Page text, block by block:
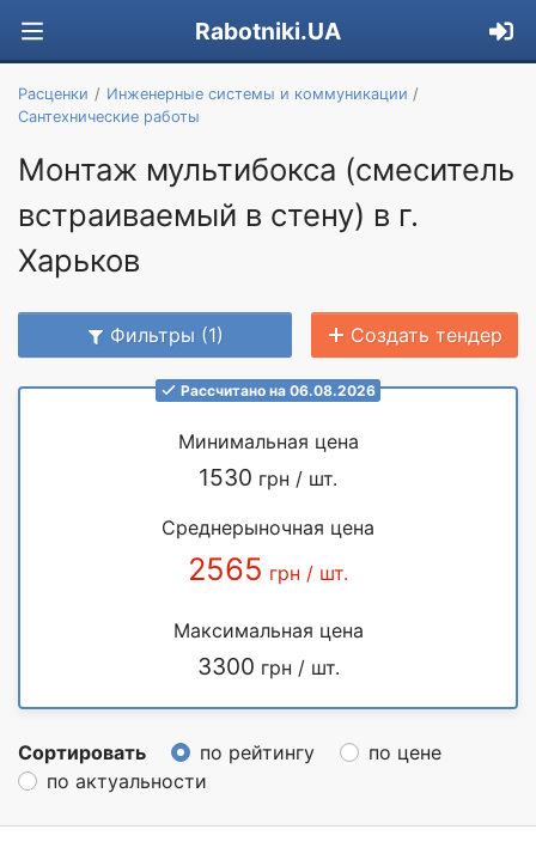
Rabotniki.UA
Расценки
Инженерные системы и коммуникации
Сантехнические работы
Монтаж мультибокса (смеситель
встраиваемый в стену) в г.
Харьков
Фильтры (1) Создать тендер
Рассчитано на 06.08.2026
Минимальная цена
1530 грн / шт.
Среднерыночная цена
2565 грн / шт.
Максимальная цена
3300 грн / шт.
Сортировать по рейтингу
по цене
по актуальности